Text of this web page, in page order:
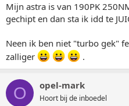
Mijn astra is van 190PK
gechipt en dan sta ik idd te
Neen ik ben niet "turbo gek"
zalliger
.
O opel-mark
Hoort bij de inboedel